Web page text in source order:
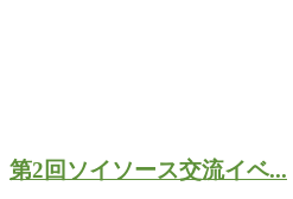
第2回ソイソース交流イベ...